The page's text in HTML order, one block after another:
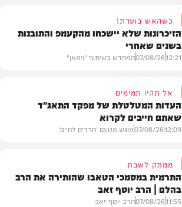
כשהאש בוערת!
הזיכרונות שלא יישכחו מהקעמפ והתובנות
בשנים שאחרי
12:21
07/08/26המחדש בשיתוף "וימאן"
אל תהיו תמימים
העדות המטלטלת של מפקד התאג"ד
שאתם חייבים לקרוא
12:09
07/08/26מוגש מטעם 'חרדים לחיים'
ממתק לשבת
התרמית במסמכי הטאבו שהותירה את הרב
בהלם | הרב יוסף זאב
11:55
07/08/26הרב יוסף זאב